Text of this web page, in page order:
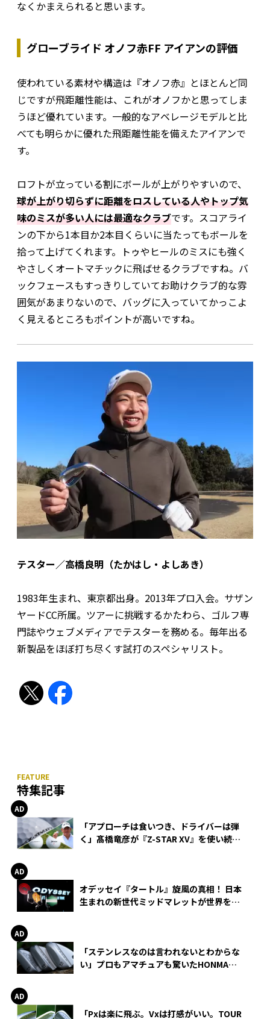
なくかまえられると思います。
グローブライド オノフ赤FF アイアンの評価
使われている素材や構造は『オノフ赤』とほとんど同
じですが飛距離性能は、これがオノフかと思ってしま
うほど優れています。一般的なアベレージモデルと比
べても明らかに優れた飛距離性能を備えたアイアンで
す。
ロフトが立っている割にボールが上がりやすいので、
球が上がり切らずに距離をロスしている人やトップ気
味のミスが多い人には最適なクラブです。スコアライ
ンの下から1本目か2本目くらいに当たってもボールを
拾って上げてくれます。トゥやヒールのミスにも強く
やさしくオートマチックに飛ばせるクラブですね。バ
ックフェースもすっきりしていてお助けクラブ的な雰
囲気があまりないので、バッグに入っていてかっこよ
く見えるところもポイントが高いですね。
テスター／高橋良明（たかはし・よしあき）
1983年生まれ、東京都出身。2013年プロ入会。サザン
ヤードCC所属。ツアーに挑戦するかたわら、ゴルフ専
門誌やウェブメディアでテスターを務める。毎年出る
新製品をほぼ打ち尽くす試打のスペシャリスト。
特集記事
「アプローチは食いつき、ドライバーは弾
く」髙橋竜彦が『Z-STAR XV』を使い続け
オデッセイ『タートル』旋風の真相！ 日本
生まれの新世代ミッドマレットが世界を席
「ステンレスなのは言われないとわからな
い」プロもアマチュアも驚いたHONMA
「Pxは楽に飛ぶ。Vxは打感がいい。TOUR